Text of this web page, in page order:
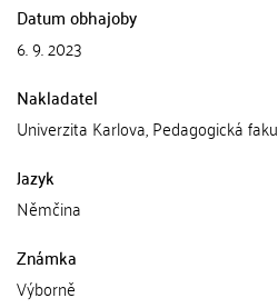
Datum obhajoby
6. 9. 2023
Nakladatel
Univerzita Karlova, Pedagogická
Jazyk
Němčina
Známka
Výborně